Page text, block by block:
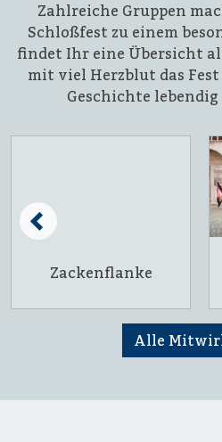
Zahlreiche Gruppen
Schloßfest zu einem
findet Ihr eine Übersicht
mit viel Herzblut das
Geschichte
Zackenflanke
Alle